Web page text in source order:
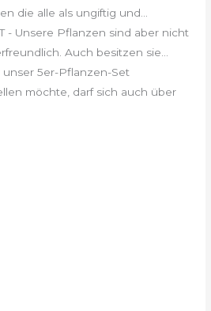
die alle als ungiftig und...
- Unsere Pflanzen sind aber nicht
Auch besitzen sie...
unser 5er-Pflanzen-Set
möchte, darf sich auch über